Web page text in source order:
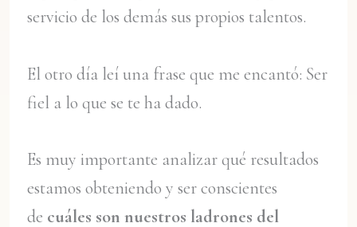
servicio de los demás sus propios talentos.
El otro día leí una frase que me encantó: Ser
fiel a lo que se te ha dado.
Es muy importante analizar qué resultados
estamos obteniendo y ser conscientes
de cuáles son nuestros ladrones del